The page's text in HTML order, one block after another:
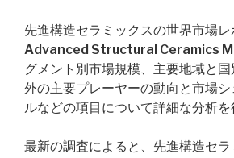
先進構造セラミックスの世界市場
Advanced Structural Ceramics
グメント別市場規模、主要地域と
外の主要プレーヤーの動向と市場
ルなどの項目について詳細な分析を
最新の調査によると、先進構造セ